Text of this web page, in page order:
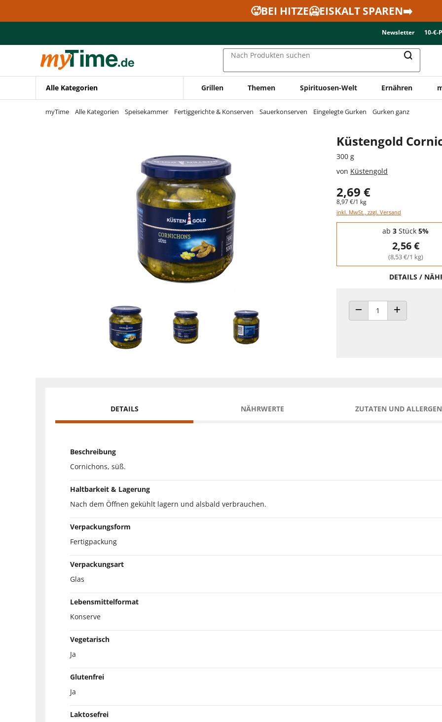
Zur Navigation springen
🥵BEI HITZE🥶EISKALT SPAREN➡️
Newsletter 10-€-
Nach Produkten suchen
Alle Kategorien Grillen Themen Spirituosen-Welt Ernähren
myTime Alle Kategorien Speisekammer Fertiggerichte & Konserven Sauerkonserven Eingelegte Gurken Gurken ganz
Küstengold
300 g
von Küstengold
2,69 €
8,97 €/1 kg
inkl. MwSt., zzgl. Versand
Staffelpreise - Mengenrabatt
ab 3 Stück 5%
2,56 €
(8,53 €/1 kg)
DETAILS /
ANZAHL VERRINGERN
ANZAHL
DETAILS NÄHRWERTE ZUTATEN UND
Beschreibung
Cornichons, süß.
Haltbarkeit & Lagerung
Nach dem Öffnen gekühlt lagern und alsbald verbrauchen.
Verpackungsform
Fertigpackung
Verpackungsart
Glas
Lebensmittelformat
Konserve
Vegetarisch
Ja
Glutenfrei
Ja
Laktosefrei